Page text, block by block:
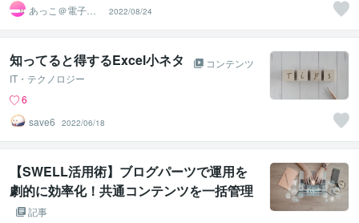
あっこ＠電子書
籍
2022/08/24
知ってると得するExcel小ネタ
コンテンツ
IT・テクノロジー
6
save6
2022/06/18
【SWELL活用術】ブログパーツで運用を
劇的に効率化！共通コンテンツを一括管理
して「売れるサイト」を作る方法
記事